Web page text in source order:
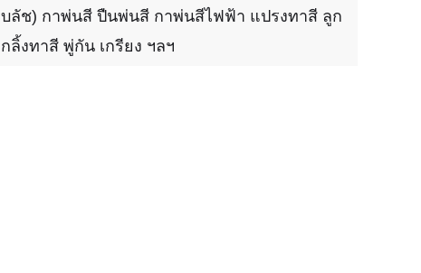
บลัช) กาพ่นสี ปืนพ่นสี กาพ่นสีไฟฟ้า แปรงทาสี ลูก
กลิ้งทาสี พู่กัน เกรียง ฯลฯ